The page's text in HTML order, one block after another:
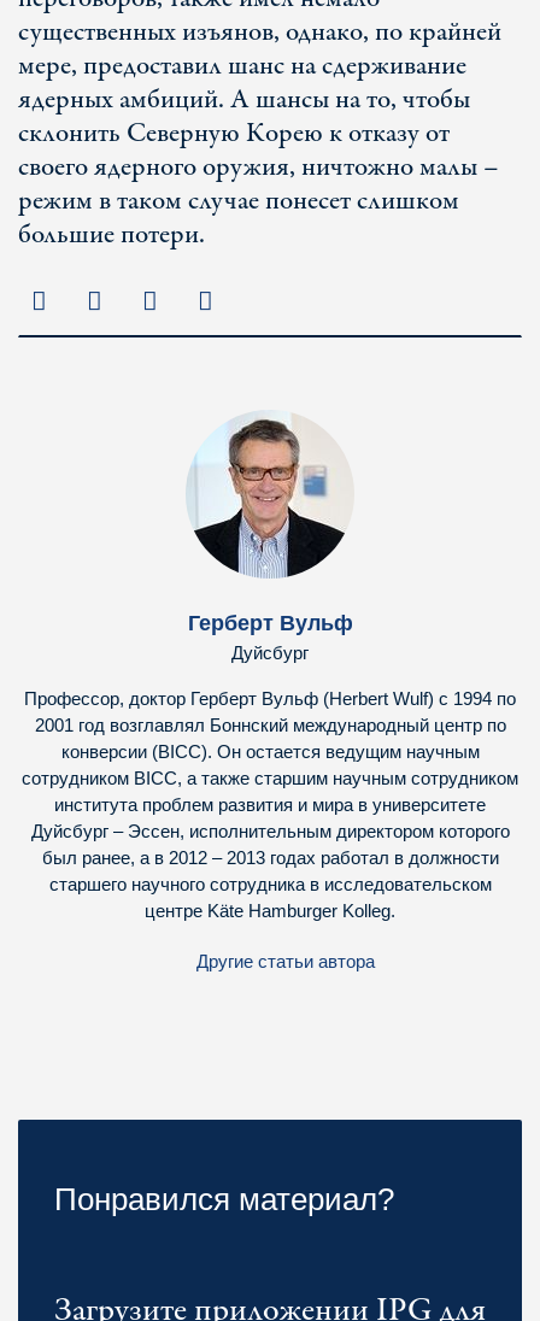
существенных изъянов, однако, по крайней
мере, предоставил шанс на сдерживание
ядерных амбиций. А шансы на то, чтобы
склонить Северную Корею к отказу от
своего ядерного оружия, ничтожно малы –
режим в таком случае понесет слишком
большие потери.
Герберт Вульф
Дуйсбург
Профессор, доктор Герберт Вульф (Herbert Wulf) с 1994 по
2001 год возглавлял Боннский международный центр по
конверсии (BICC). Он остается ведущим научным
сотрудником BICC, а также старшим научным сотрудником
института проблем развития и мира в университете
Дуйсбург – Эссен, исполнительным директором которого
был ранее, а в 2012 – 2013 годах работал в должности
старшего научного сотрудника в исследовательском
центре Käte Hamburger Kolleg.
Другие статьи автора
Понравился материал?
Загрузите приложении IPG для